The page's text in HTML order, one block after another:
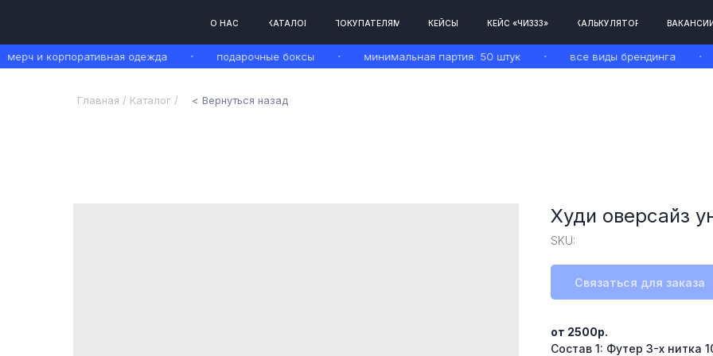
О НАС КАТАЛОГ ПОКУПАТЕЛЯМ КЕЙСЫ КЕЙС «ЧИЗЗЗ» ВАКАНСИИ КОНТАКТЫ
КАЛЬКУЛЯТОР
и корпоративная одежда подарочные боксы минимальная партия: 50 штук все виды брендинга
Главная / < Вернуться назад
Каталог /
Худи оверсайз
SKU:
Связаться для заказа
от 2500р.
Состав 1: Футер 3-х нитка